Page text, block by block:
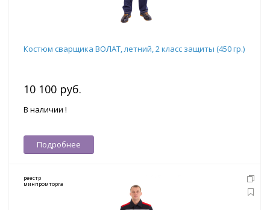
Костюм сварщика ВОЛАТ, летний, 2 класс защиты (450 гр.)
10 100 руб.
В наличии !
Подробнее
реестр
минпромторга